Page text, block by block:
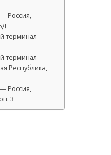
Россия,
терминал —
терминал —
Республика,
Россия,
3